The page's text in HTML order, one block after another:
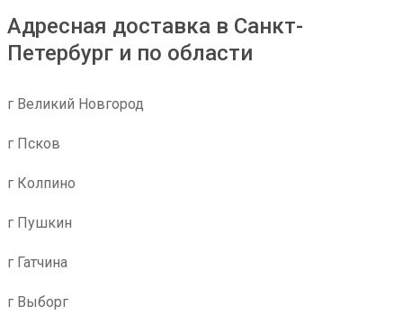
Адресная доставка в Санкт-
Петербург и по области
г Великий Новгород
г Псков
г Колпино
г Пушкин
г Гатчина
г Выборг